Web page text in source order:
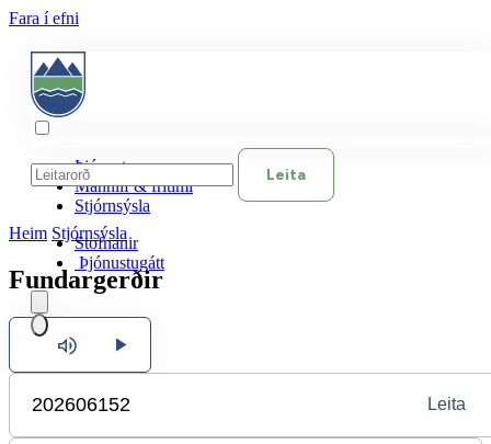
Fara í efni
Þjónusta
Mannlíf & frítími
Stjórnsýsla
Stofnanir
Þjónustugátt
Leita
Heim Stjórnsýsla
Fundargerðir
Hlusta
Leita